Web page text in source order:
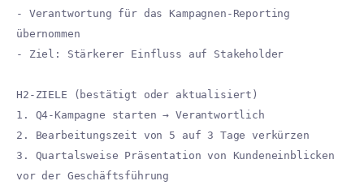
- Verantwortung für das Kampagnen-Reporting
übernommen
- Ziel: Stärkerer Einfluss auf Stakeholder
H2-ZIELE (bestätigt oder aktualisiert)
1. Q4-Kampagne starten → Verantwortlich
2. Bearbeitungszeit von 5 auf 3 Tage verkürzen
3. Quartalsweise Präsentation von Kundeneinblicken
vor der Geschäftsführung